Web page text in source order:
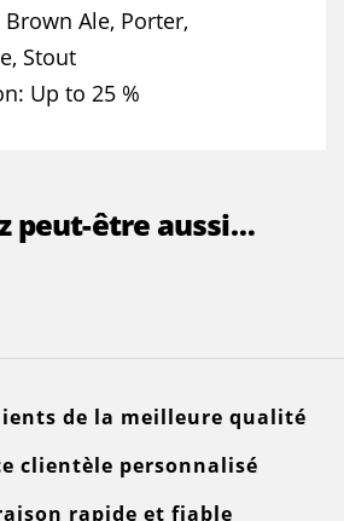
Ale, Porter,
Stout
Up to 25 %
peut-être aussi…
de la meilleure qualité
clientèle personnalisé
rapide et fiable